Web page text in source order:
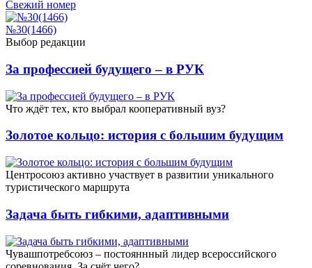
Свежий номер
№30(1466)
Выбор редакции
За профессией будущего – в РУК
Что ждёт тех, кто выбрал кооперативный вуз?
Золотое кольцо: история с большим будущим
Центросоюз активно участвует в развитии уникального
туристического маршрута
Задача быть гибкими, адаптивными
Чувашпотребсоюз – постояннный лидер всероссийского